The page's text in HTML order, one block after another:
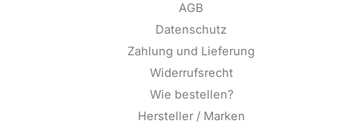
AGB
Datenschutz
Zahlung und Lieferung
Widerrufsrecht
Wie bestellen?
Hersteller / Marken